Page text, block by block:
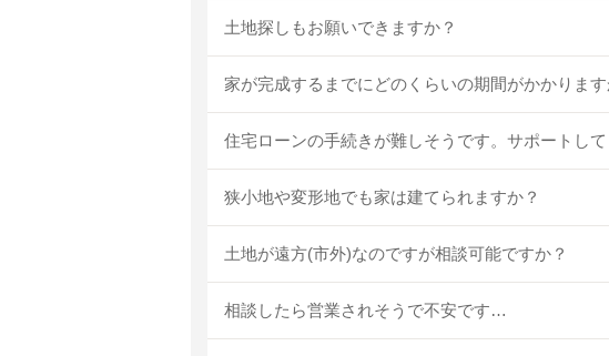
土地探しもお願いできますか？
家が完成するまでにどのくらいの期間がかかります
住宅ローンの手続きが難しそうです。サポートして
狭小地や変形地でも家は建てられますか？
土地が遠方(市外)なのですが相談可能ですか？
相談したら営業されそうで不安です…